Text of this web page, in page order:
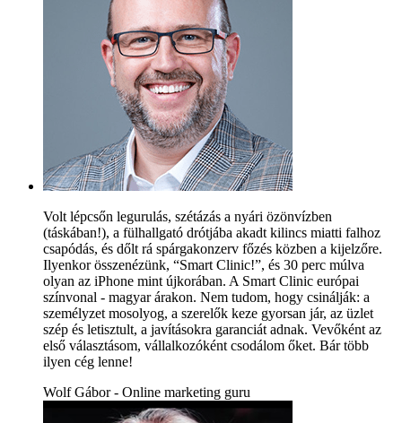
Volt lépcsőn legurulás, szétázás a nyári özönvízben
(táskában!), a fülhallgató drótjába akadt kilincs miatti falhoz
csapódás, és dőlt rá spárgakonzerv főzés közben a kijelzőre.
Ilyenkor összenézünk, “Smart Clinic!”, és 30 perc múlva
olyan az iPhone mint újkorában. A Smart Clinic európai
színvonal - magyar árakon. Nem tudom, hogy csinálják: a
személyzet mosolyog, a szerelők keze gyorsan jár, az üzlet
szép és letisztult, a javításokra garanciát adnak. Vevőként az
első választásom, vállalkozóként csodálom őket. Bár több
ilyen cég lenne!
Wolf Gábor - Online marketing guru